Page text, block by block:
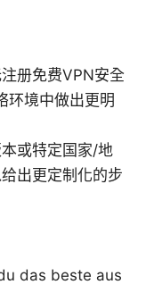
册免费VPN安全
环境中做出更明
或特定国家/地
出更定制化的步
das beste aus